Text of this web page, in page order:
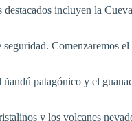
incluyen la
Comenzaremos
patagónico y el
y los volcanes